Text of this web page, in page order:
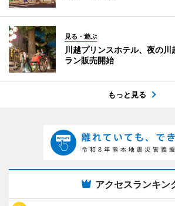
見る・遊ぶ
川越プリンスホテル、夜の
ラン販売開始
もっと見る
アクセスランキン